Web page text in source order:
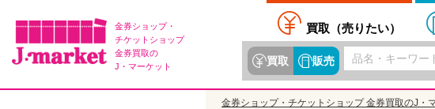
金券ショップ・
チケットショップ
金券買取の
J・マーケット
買取（売りたい）
買取 販売
金券ショップ・チケットショップ 金券買取のJ・